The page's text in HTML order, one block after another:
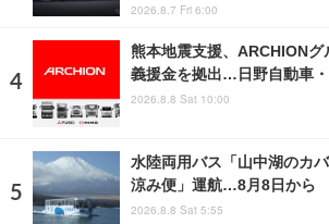
2026.8.7 Fri 6:00
熊本地震支援、ARCHION
義援金を拠出…日野自動車
2026.8.8 Sat 10:00
水陸両用バス「山中湖のカ
涼み便」運航…8月8日から
2026.8.8 Sat 5:55